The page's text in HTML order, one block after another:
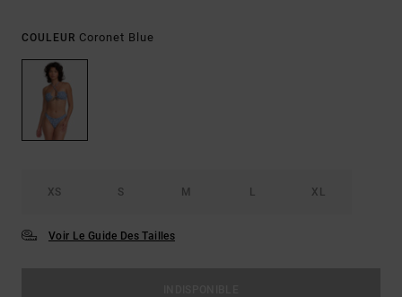
COULEUR Coronet Blue
XS S M L XL
Voir Le Guide Des Tailles